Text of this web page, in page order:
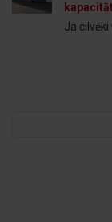
Ja cilvēki